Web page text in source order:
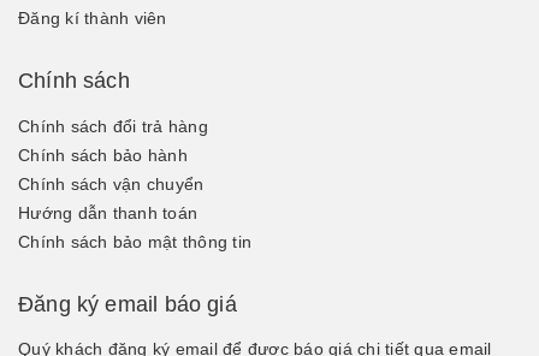
Đăng kí thành viên
Chính sách
Chính sách đổi trả hàng
Chính sách bảo hành
Chính sách vận chuyển
Hướng dẫn thanh toán
Chính sách bảo mật thông tin
Đăng ký email báo giá
Quý khách đăng ký email để được báo giá chi tiết qua email